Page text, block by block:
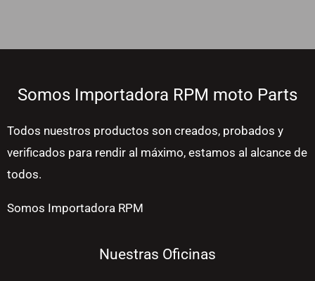
Somos Importadora RPM moto Parts
Todos nuestros productos son creados, probados y
verificados para rendir al máximo, estamos al alcance de
todos.
Somos Importadora RPM
Nuestras Oficinas